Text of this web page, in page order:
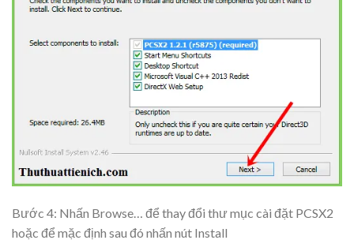
Bước 4: Nhấn Browse… để thay đổi thư mục cài đặt PCSX2
hoặc để mặc định sau đó nhấn nút Install